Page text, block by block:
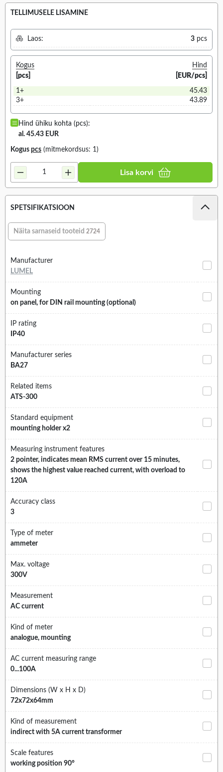
TELLIMUSELE LISAMINE
Laos: 3 pcs
Kogus
[pcs]
Hind
[EUR/pcs]
1+
45.43
3+
43.89
Hind ühiku kohta (pcs):
al. 45.43 EUR
Kogus pcs (mitmekordsus: 1)
Lisa korvi
SPETSIFIKATSIOON
Näita sarnaseid tooteid 2724
Manufacturer
LUMEL
Mounting
on panel, for DIN rail mounting (optional)
IP rating
IP40
Manufacturer series
BA27
Related items
ATS-300
Standard equipment
mounting holder x2
Measuring instrument features
2 pointer, indicates mean RMS current over 15 minutes,
shows the highest value reached current, with overload to
120A
Accuracy class
3
Type of meter
ammeter
Max. voltage
300V
Measurement
AC current
Kind of meter
analogue, mounting
AC current measuring range
0...100A
Dimensions (W x H x D)
72x72x64mm
Kind of measurement
indirect with 5A current transformer
Scale features
working position 90°